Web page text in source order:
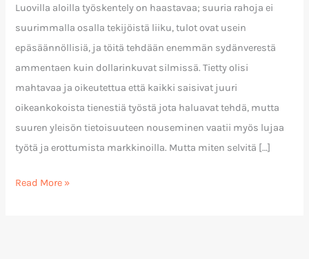
Luovilla aloilla työskentely on haastavaa; suuria rahoja ei
suurimmalla osalla tekijöistä liiku, tulot ovat usein
epäsäännöllisiä, ja töitä tehdään enemmän sydänverestä
ammentaen kuin dollarinkuvat silmissä. Tietty olisi
mahtavaa ja oikeutettua että kaikki saisivat juuri
oikeankokoista tienestiä työstä jota haluavat tehdä, mutta
suuren yleisön tietoisuuteen nouseminen vaatii myös lujaa
työtä ja erottumista markkinoilla. Mutta miten selvitä […]
taidevinkkejä,
osa
1;
taideohjelmistot
Read More »